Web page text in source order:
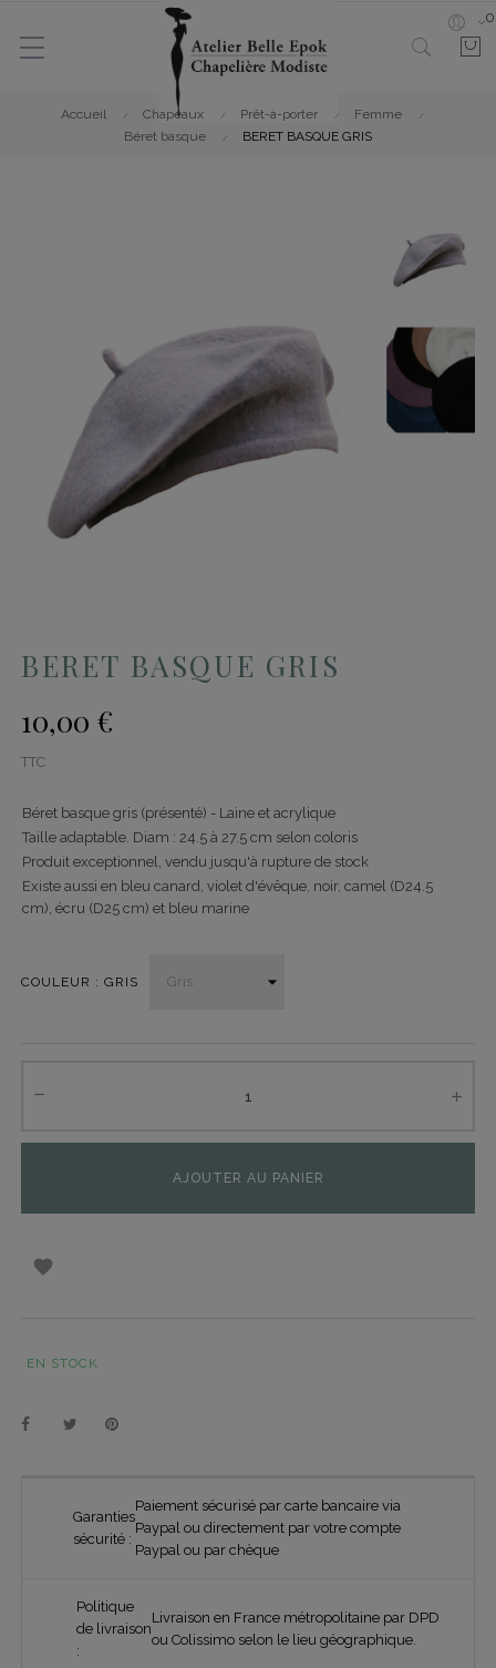
0
Accueil Chapeaux Prêt-à-porter
Femme
Béret basque
BERET BASQUE GRIS
BERET BASQUE GRIS
10,00 €
TTC
Béret basque gris (présenté) - Laine et acrylique
Taille adaptable. Diam : 24.5 à 27.5 cm selon coloris
Produit exceptionnel, vendu jusqu'à rupture de stock
Existe aussi en bleu canard, violet d'évêque, noir, camel (D24.5
cm), écru (D25 cm) et bleu marine
COULEUR : GRIS
AJOUTER AU PANIER

EN STOCK
Garanties
sécurité :
Paiement sécurisé par carte bancaire via
Paypal ou directement par votre compte
Paypal ou par chèque
Politique
de livraison
:
Livraison en France métropolitaine par DPD
ou Colissimo selon le lieu géographique.